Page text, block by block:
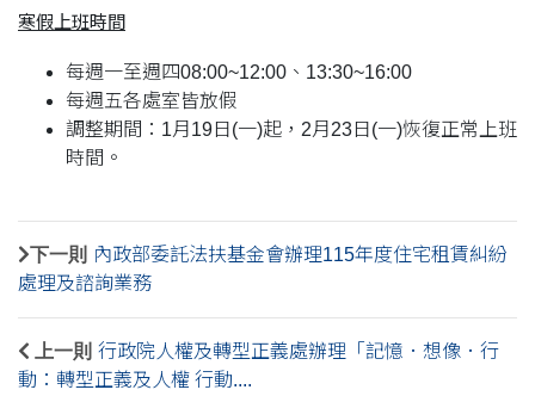
寒假上班時間
每週一至週四08:00~12:00、13:30~16:00
每週五各處室皆放假
調整期間：1月19日(一)起，2月23日(一)恢復正常上班
時間。
下一則
內政部委託法扶基金會辦理115年度住宅租賃糾紛
處理及諮詢業務
上一則 行政院人權及轉型正義處辦理「記憶．想像．行
動：轉型正義及人權 行動....